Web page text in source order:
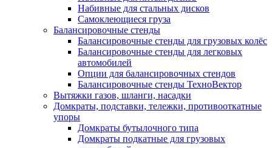
Набивные для стальных дисков
Самоклеющиеся груза
Балансировочные стенды
Балансировочные стенды для грузовых колёс
Балансировочные стенды для легковых
автомобилей
Опции для балансировочных стендов
Балансировочные стенды ТехноВектор
Вытяжки газов, шланги, насадки
Домкраты, подставки, тележки, противооткатные
упоры
Домкраты бутылочного типа
Домкраты подкатные для грузовых